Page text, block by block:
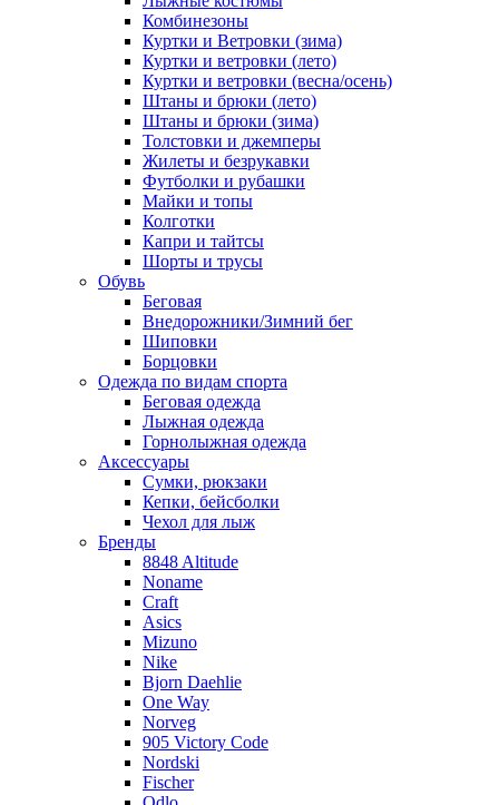
Комбинезоны
Куртки и Ветровки (зима)
Куртки и ветровки (лето)
Куртки и ветровки (весна/осень)
Штаны и брюки (лето)
Штаны и брюки (зима)
Толстовки и джемперы
Жилеты и безрукавки
Футболки и рубашки
Майки и топы
Колготки
Капри и тайтсы
Шорты и трусы
Обувь
Беговая
Внедорожники/Зимний бег
Шиповки
Борцовки
Одежда по видам спорта
Беговая одежда
Лыжная одежда
Горнолыжная одежда
Аксессуары
Сумки, рюкзаки
Кепки, бейсболки
Чехол для лыж
Бренды
8848 Altitude
Noname
Craft
Asics
Mizuno
Nike
Bjorn Daehlie
One Way
Norveg
905 Victory Code
Nordski
Fischer